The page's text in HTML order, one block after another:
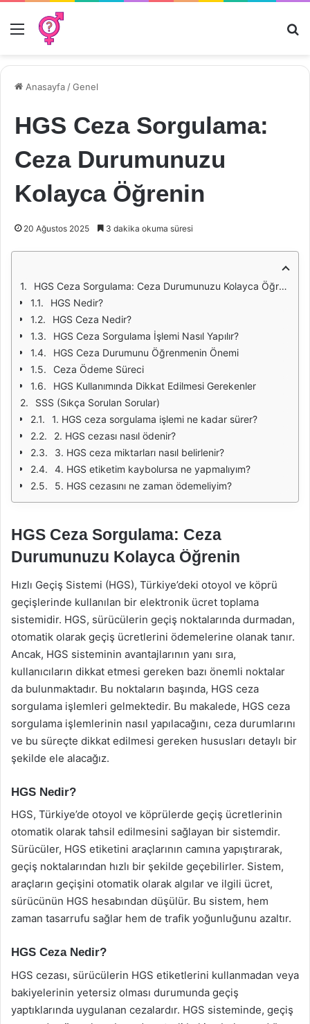
Menü
Anasayfa /Genel
HGS Ceza Sorgulama:
Ceza Durumunuzu
Kolayca Öğrenin
20 Ağustos 2025 3 dakika okuma süresi
HGS Ceza Sorgulama: Ceza Durumunuzu Kolayca Öğrenin
HGS Nedir?
HGS Ceza Nedir?
HGS Ceza Sorgulama İşlemi Nasıl Yapılır?
HGS Ceza Durumunu Öğrenmenin Önemi
Ceza Ödeme Süreci
HGS Kullanımında Dikkat Edilmesi Gerekenler
SSS (Sıkça Sorulan Sorular)
1. HGS ceza sorgulama işlemi ne kadar sürer?
2. HGS cezası nasıl ödenir?
3. HGS ceza miktarları nasıl belirlenir?
4. HGS etiketim kaybolursa ne yapmalıyım?
5. HGS cezasını ne zaman ödemeliyim?
HGS Ceza Sorgulama: Ceza
Durumunuzu Kolayca Öğrenin
Hızlı Geçiş Sistemi (HGS), Türkiye’deki otoyol ve köprü
geçişlerinde kullanılan bir elektronik ücret toplama
sistemidir. HGS, sürücülerin geçiş noktalarında durmadan,
otomatik olarak geçiş ücretlerini ödemelerine olanak tanır.
Ancak, HGS sisteminin avantajlarının yanı sıra,
kullanıcıların dikkat etmesi gereken bazı önemli noktalar
da bulunmaktadır. Bu noktaların başında, HGS ceza
sorgulama işlemleri gelmektedir. Bu makalede, HGS ceza
sorgulama işlemlerinin nasıl yapılacağını, ceza durumlarını
ve bu süreçte dikkat edilmesi gereken hususları detaylı bir
şekilde ele alacağız.
HGS Nedir?
HGS, Türkiye’de otoyol ve köprülerde geçiş ücretlerinin
otomatik olarak tahsil edilmesini sağlayan bir sistemdir.
Sürücüler, HGS etiketini araçlarının camına yapıştırarak,
geçiş noktalarından hızlı bir şekilde geçebilirler. Sistem,
araçların geçişini otomatik olarak algılar ve ilgili ücret,
sürücünün HGS hesabından düşülür. Bu sistem, hem
zaman tasarrufu sağlar hem de trafik yoğunluğunu azaltır.
HGS Ceza Nedir?
HGS cezası, sürücülerin HGS etiketlerini kullanmadan veya
bakiyelerinin yetersiz olması durumunda geçiş
yaptıklarında uygulanan cezalardır. HGS sisteminde, geçiş